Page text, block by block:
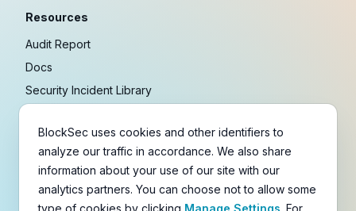
Resources
Audit Report
Docs
Security Incident Library
Research
Guides
Crypto Payment Playbook
BlockSec uses cookies and other identifiers to
analyze our traffic in accordance. We also share
information about your use of our site with our
analytics partners. You can choose not to allow some
type of cookies by clicking Manage Settings . For